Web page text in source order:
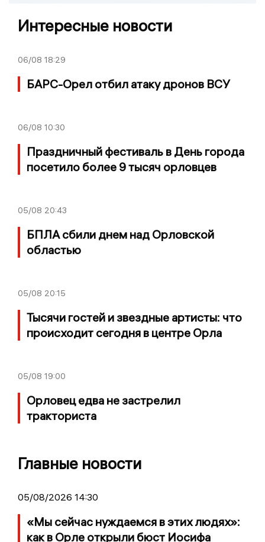
Интересные новости
06/08 18:29
БАРС-Орел отбил атаку дронов ВСУ
06/08 10:30
Праздничный фестиваль в День города
посетило более 9 тысяч орловцев
05/08 20:43
БПЛА сбили днем над Орловской
областью
05/08 20:15
Тысячи гостей и звездные артисты: что
происходит сегодня в центре Орла
05/08 19:00
Орловец едва не застрелил
тракториста
Главные новости
05/08/2026 14:30
«Мы сейчас нуждаемся в этих людях»:
как в Орле открыли бюст Иосифа